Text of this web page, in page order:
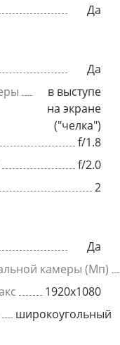
Да
Да
в выступе
на экране
("челка")
f/1.8
f/2.0
2
Да
камеры (Мп)
1920x1080
широкоугольный